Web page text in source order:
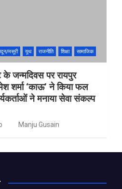
मसूरी यूथ राजनीति शिक्षा सामाजिक
जन्मदिवस पर रायपुर
शर्मा ‘काऊ’ ने किया फल
ने मनाया सेवा संकल्प
Manju Gusain